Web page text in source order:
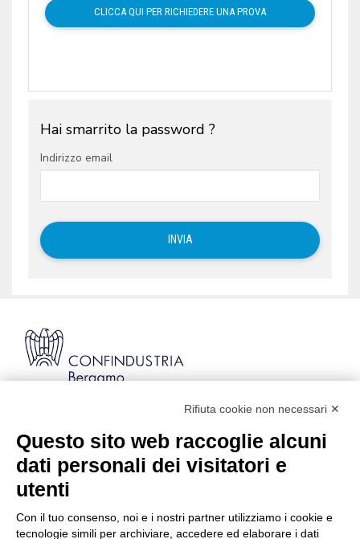
CLICCA QUI PER RICHIEDERE UNA PROVA
Hai smarrito la password ?
Indirizzo email
Codice Fiscale: 80021750163 | PEC:
info@pec.confindustriabergamo.it
CONFINDUSTRIA BERGAMO
Rifiuta cookie non necessari ✕
Questo sito web raccoglie alcuni
dati personali dei visitatori e
utenti
Con il tuo consenso, noi e i nostri partner utilizziamo i cookie e
tecnologie simili per archiviare, accedere ed elaborare i dati